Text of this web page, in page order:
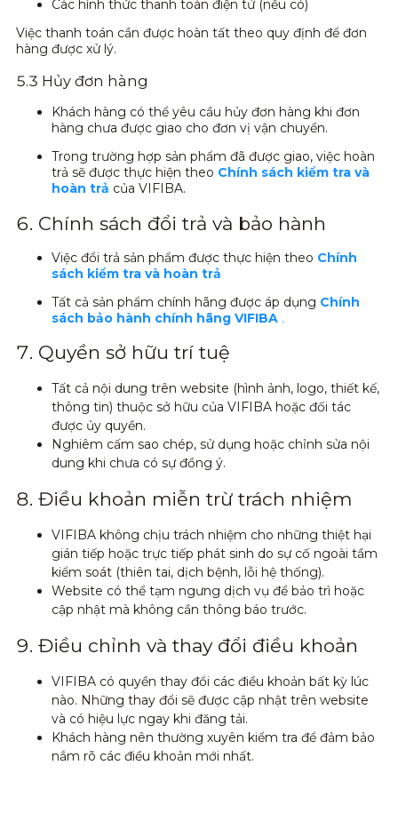
Các hình thức thanh toán điện tử (nếu có)
Việc thanh toán cần được hoàn tất theo quy định để đơn
hàng được xử lý.
5.3 Hủy đơn hàng
Khách hàng có thể yêu cầu hủy đơn hàng khi đơn
hàng chưa được giao cho đơn vị vận chuyển.
Trong trường hợp sản phẩm đã được giao, việc hoàn
trả sẽ được thực hiện theo Chính sách kiểm tra và
hoàn trả của VIFIBA.
6. Chính sách đổi trả và bảo hành
Việc đổi trả sản phẩm được thực hiện theo Chính
sách kiểm tra và hoàn trả
Tất cả sản phẩm chính hãng được áp dụng Chính
sách bảo hành chính hãng VIFIBA .
7. Quyền sở hữu trí tuệ
Tất cả nội dung trên website (hình ảnh, logo, thiết kế,
thông tin) thuộc sở hữu của VIFIBA hoặc đối tác
được ủy quyền.
Nghiêm cấm sao chép, sử dụng hoặc chỉnh sửa nội
dung khi chưa có sự đồng ý.
8. Điều khoản miễn trừ trách nhiệm
VIFIBA không chịu trách nhiệm cho những thiệt hại
gián tiếp hoặc trực tiếp phát sinh do sự cố ngoài tầm
kiểm soát (thiên tai, dịch bệnh, lỗi hệ thống).
Website có thể tạm ngưng dịch vụ để bảo trì hoặc
cập nhật mà không cần thông báo trước.
9. Điều chỉnh và thay đổi điều khoản
VIFIBA có quyền thay đổi các điều khoản bất kỳ lúc
nào. Những thay đổi sẽ được cập nhật trên website
và có hiệu lực ngay khi đăng tải.
Khách hàng nên thường xuyên kiểm tra để đảm bảo
nắm rõ các điều khoản mới nhất.